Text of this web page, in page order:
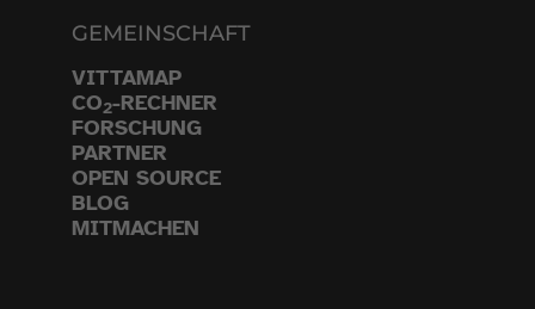
GEMEINSCHAFT
VITTAMAP
CO2-RECHNER
FORSCHUNG
PARTNER
OPEN SOURCE
BLOG
MITMACHEN